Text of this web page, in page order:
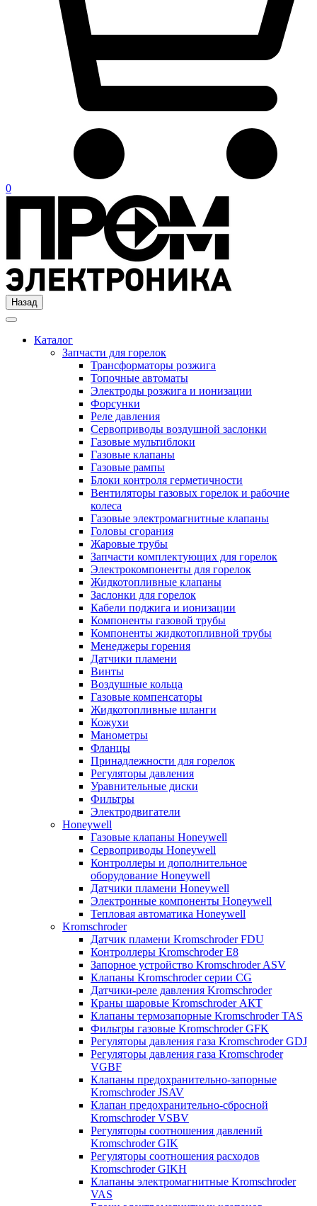
0
Назад
Каталог
Запчасти для горелок
Трансформаторы розжига
Топочные автоматы
Электроды розжига и ионизации
Форсунки
Реле давления
Сервоприводы воздушной заслонки
Газовые мультиблоки
Газовые клапаны
Газовые рампы
Блоки контроля герметичности
Вентиляторы газовых горелок и рабочие
колеса
Газовые электромагнитные клапаны
Головы сгорания
Жаровые трубы
Запчасти комплектующих для горелок
Электрокомпоненты для горелок
Жидкотопливные клапаны
Заслонки для горелок
Кабели поджига и ионизации
Компоненты газовой трубы
Компоненты жидкотопливной трубы
Менеджеры горения
Датчики пламени
Винты
Воздушные кольца
Газовые компенсаторы
Жидкотопливные шланги
Кожухи
Манометры
Фланцы
Принадлежности для горелок
Регуляторы давления
Уравнительные диски
Фильтры
Электродвигатели
Honeywell
Газовые клапаны Honeywell
Сервоприводы Honeywell
Контроллеры и дополнительное
оборудование Honeywell
Датчики пламени Honeywell
Электронные компоненты Honeywell
Тепловая автоматика Honeywell
Kromschroder
Датчик пламени Kromschroder FDU
Контроллеры Kromschroder E8
Запорное устройство Kromschroder ASV
Клапаны Kromschroder серии CG
Датчики-реле давления Kromschroder
Краны шаровые Kromschroder АКТ
Клапаны термозапорные Kromschroder TAS
Фильтры газовые Kromschroder GFK
Регуляторы давления газа Kromschroder GDJ
Регуляторы давления газа Kromschroder
VGBF
Клапаны предохранительно-запорные
Kromschroder JSAV
Клапан предохранительно-сбросной
Kromschroder VSBV
Регуляторы соотношения давлений
Kromschroder GIK
Регуляторы соотношения расходов
Kromschroder GIKH
Клапаны электромагнитные Kromschroder
VAS